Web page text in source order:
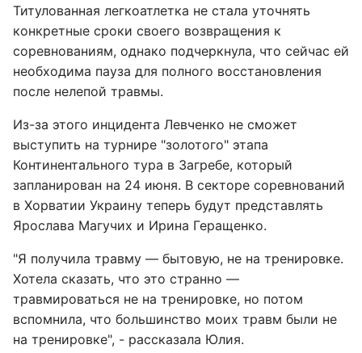
Титулованная легкоатлетка не стала уточнять
конкретные сроки своего возвращения к
соревнованиям, однако подчеркнула, что сейчас ей
необходима пауза для полного восстановления
после нелепой травмы.
Из-за этого инцидента Левченко не сможет
выступить на турнире "золотого" этапа
Континентального тура в Загребе, который
запланирован на 24 июня. В секторе соревнований
в Хорватии Украину теперь будут представлять
Ярослава Магучих и Ирина Геращенко.
"Я получила травму — бытовую, не на тренировке.
Хотела сказать, что это странно —
травмироваться не на тренировке, но потом
вспомнила, что большинство моих травм были не
на тренировке", - рассказала Юлия.